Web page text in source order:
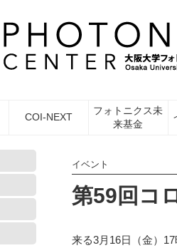
COI-NEXT
フォトニクス未
来基金
イベント
第59回コ
来る3月16日（金）